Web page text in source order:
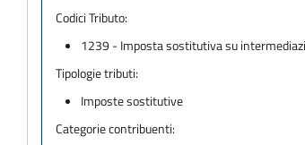
Codici Tributo:
1239 - Imposta sostitutiva su
Tipologie tributi:
Imposte sostitutive
Categorie contribuenti: